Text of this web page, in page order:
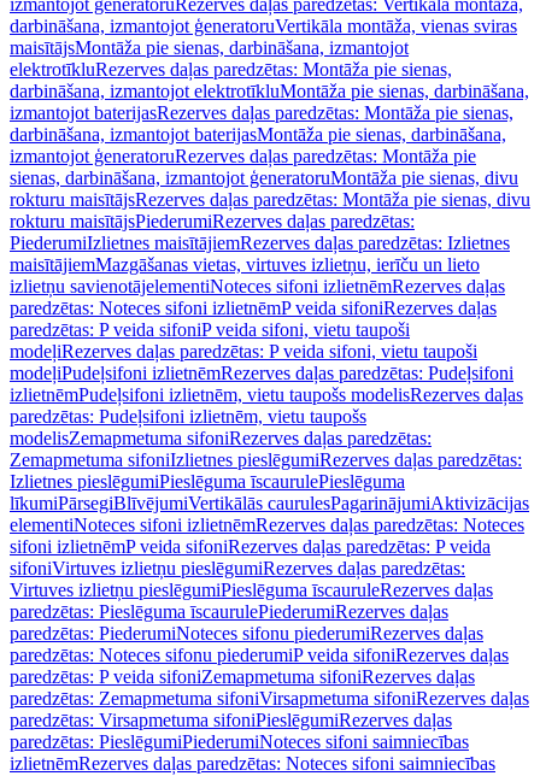
izmantojot ģeneratoruRezerves daļas paredzētas: Vertikāla montāža,
darbināšana, izmantojot ģeneratoruVertikāla montāža, vienas sviras
maisītājsMontāža pie sienas, darbināšana, izmantojot
elektrotīkluRezerves daļas paredzētas: Montāža pie sienas,
darbināšana, izmantojot elektrotīkluMontāža pie sienas, darbināšana,
izmantojot baterijasRezerves daļas paredzētas: Montāža pie sienas,
darbināšana, izmantojot baterijasMontāža pie sienas, darbināšana,
izmantojot ģeneratoruRezerves daļas paredzētas: Montāža pie
sienas, darbināšana, izmantojot ģeneratoruMontāža pie sienas, divu
rokturu maisītājsRezerves daļas paredzētas: Montāža pie sienas, divu
rokturu maisītājsPiederumiRezerves daļas paredzētas:
PiederumiIzlietnes maisītājiemRezerves daļas paredzētas: Izlietnes
maisītājiemMazgāšanas vietas, virtuves izlietņu, ierīču un lieto
izlietņu savienotājelementiNoteces sifoni izlietnēmRezerves daļas
paredzētas: Noteces sifoni izlietnēmP veida sifoniRezerves daļas
paredzētas: P veida sifoniP veida sifoni, vietu taupoši
modeļiRezerves daļas paredzētas: P veida sifoni, vietu taupoši
modeļiPudeļsifoni izlietnēmRezerves daļas paredzētas: Pudeļsifoni
izlietnēmPudeļsifoni izlietnēm, vietu taupošs modelisRezerves daļas
paredzētas: Pudeļsifoni izlietnēm, vietu taupošs
modelisZemapmetuma sifoniRezerves daļas paredzētas:
Zemapmetuma sifoniIzlietnes pieslēgumiRezerves daļas paredzētas:
Izlietnes pieslēgumiPieslēguma īscaurulePieslēguma
līkumiPārsegiBlīvējumiVertikālās caurulesPagarinājumiAktivizācijas
elementiNoteces sifoni izlietnēmRezerves daļas paredzētas: Noteces
sifoni izlietnēmP veida sifoniRezerves daļas paredzētas: P veida
sifoniVirtuves izlietņu pieslēgumiRezerves daļas paredzētas:
Virtuves izlietņu pieslēgumiPieslēguma īscauruleRezerves daļas
paredzētas: Pieslēguma īscaurulePiederumiRezerves daļas
paredzētas: PiederumiNoteces sifonu piederumiRezerves daļas
paredzētas: Noteces sifonu piederumiP veida sifoniRezerves daļas
paredzētas: P veida sifoniZemapmetuma sifoniRezerves daļas
paredzētas: Zemapmetuma sifoniVirsapmetuma sifoniRezerves daļas
paredzētas: Virsapmetuma sifoniPieslēgumiRezerves daļas
paredzētas: PieslēgumiPiederumiNoteces sifoni saimniecības
izlietnēmRezerves daļas paredzētas: Noteces sifoni saimniecības